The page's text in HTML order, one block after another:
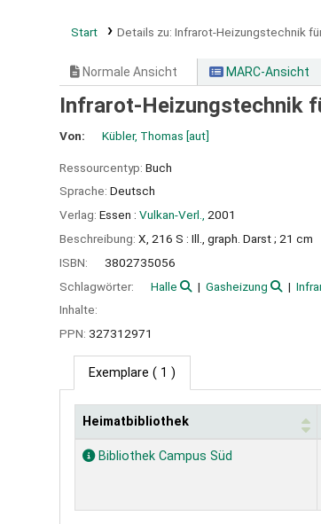
Start Details zu: Infrarot-Heizungstechnik
Normale Ansicht MARC-Ansicht
Infrarot-Heizungstechnik
Von: Kübler, Thomas [aut]
Ressourcentyp: Buch
Sprache: Deutsch
Verlag: Essen : Vulkan-Verl.,
2001
Beschreibung: X, 216 S : Ill., graph. Darst ; 21 cm
ISBN:
3802735056
Schlagwörter:
Halle Gasheizung
Inhalte:
PPN: 327312971
Exemplare ( 1 )
Exemplare
Heimatbibliothek
Bibliothek Campus Süd